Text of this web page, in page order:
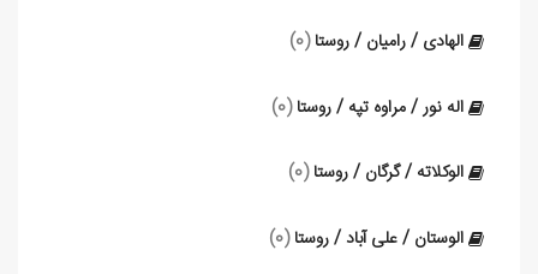
الهادی / رامیان / روستا (0)
اله نور / مراوه تپه / روستا (0)
الوکلاته / گرگان / روستا (0)
الوستان / علی آباد / روستا (0)